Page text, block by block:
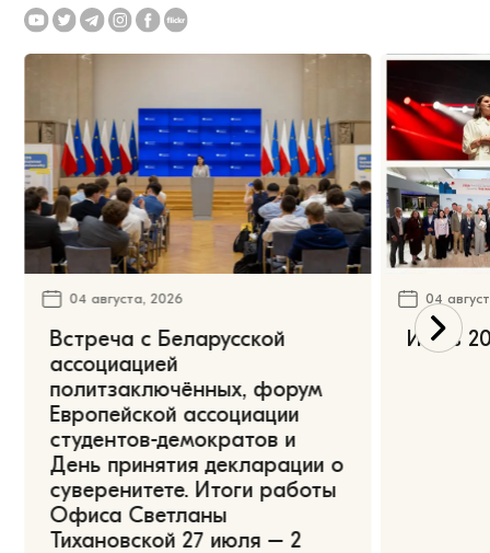
04 августа, 2026
Встреча с Беларусской
ассоциацией
политзаключённых, форум
Европейской ассоциации
студентов-демократов и
День принятия декларации о
суверенитете. Итоги работы
Офиса Светланы
Тихановской 27 июля – 2
04
Июль